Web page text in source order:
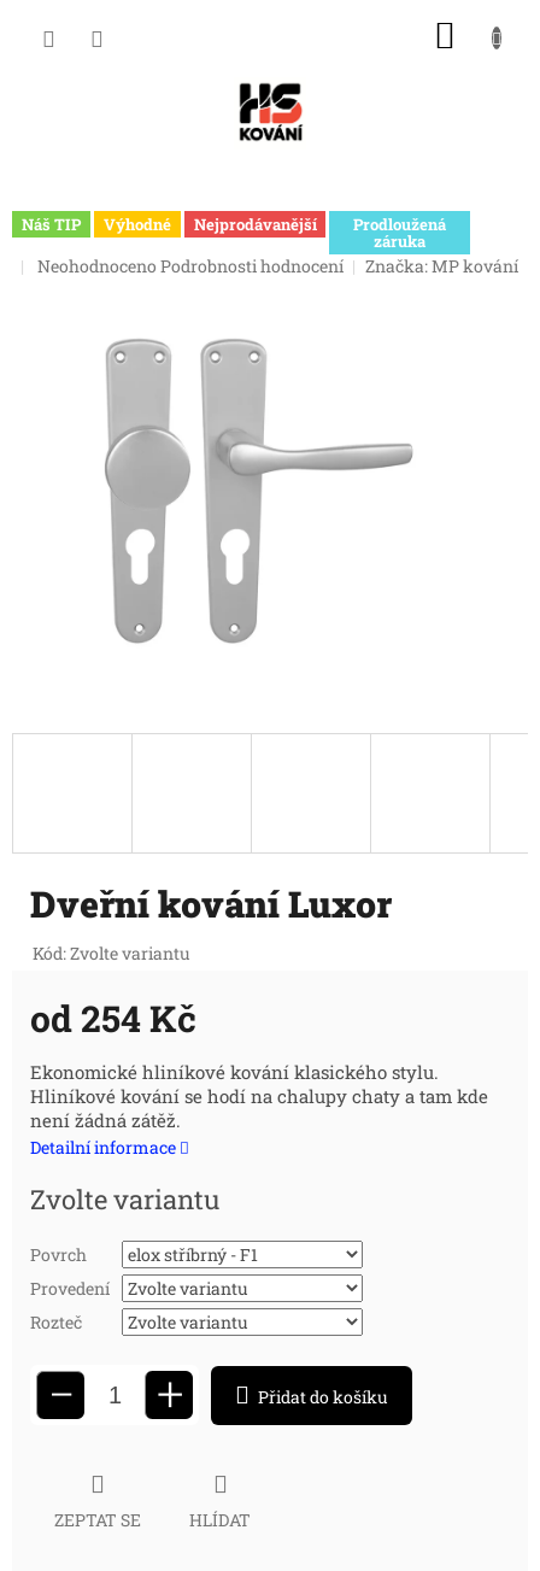
Náš TIP Výhodné Nejprodávanější Prodloužená
záruka
Průměrné
Neohodnoceno Podrobnosti hodnocení Značka:MP kování
Dveřní kování Luxor
Kód:Zvolte variantu
od 254 Kč
Měrná
cena:
Ekonomické hliníkové kování klasického stylu.
Hliníkové kování se hodí na chalupy chaty a tam kde
není žádná zátěž.
Detailní informace
Zvolte variantu
Povrch
Provedení
Rozteč
− + Přidat do košíku
ZEPTAT SE HLÍDAT